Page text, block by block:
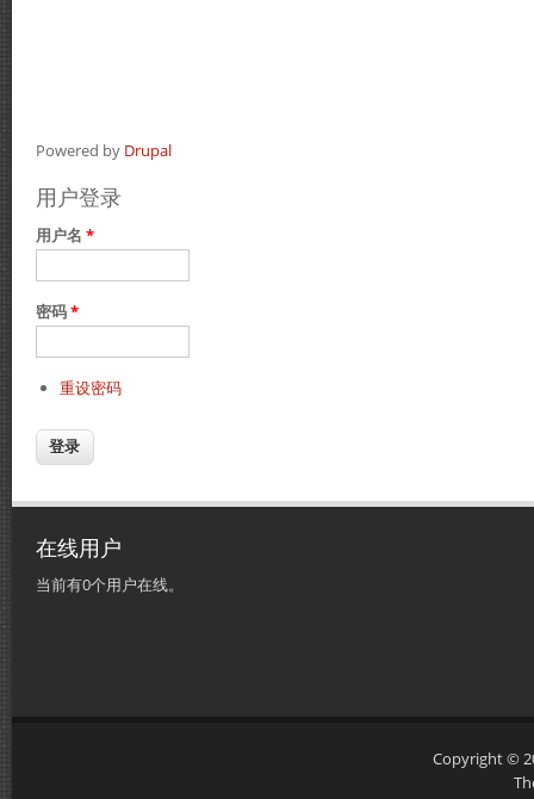
Powered by Drupal
用户登录
用户名 *
密码*
重设密码
在线用户
当前有0个用户在线。
Copyright ©